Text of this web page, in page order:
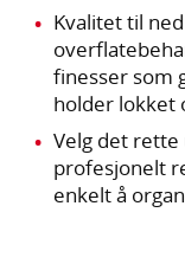
Kvalitet til
finesser som
holder lokket
Velg det
profesjonelt
enkelt å